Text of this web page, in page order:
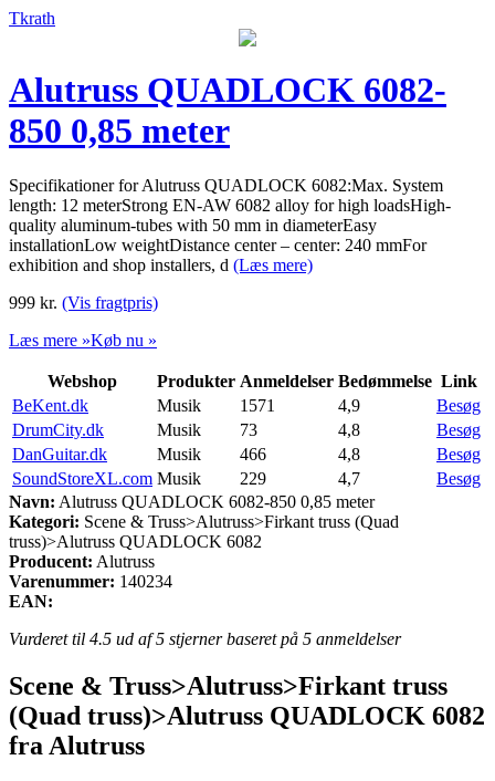
Tkrath
Alutruss QUADLOCK 6082-
850 0,85 meter
Specifikationer for Alutruss QUADLOCK 6082:Max. System
length: 12 meterStrong EN-AW 6082 alloy for high loadsHigh-
quality aluminum-tubes with 50 mm in diameterEasy
installationLow weightDistance center – center: 240 mmFor
exhibition and shop installers, d (Læs mere)
999 kr. (Vis fragtpris)
Læs mere »Køb nu »
Webshop Produkter Anmeldelser Bedømmelse Link
BeKent.dk
Musik 1571 4,9
Besøg
DrumCity.dk
Musik 73 4,8
Besøg
DanGuitar.dk
Musik 466 4,8
Besøg
SoundStoreXL.com Musik 229 4,7
Besøg
Navn: Alutruss QUADLOCK 6082-850 0,85 meter
Kategori: Scene & Truss>Alutruss>Firkant truss (Quad
truss)>Alutruss QUADLOCK 6082
Producent: Alutruss
Varenummer: 140234
EAN:
Vurderet til 4.5 ud af 5 stjerner baseret på 5 anmeldelser
Scene & Truss>Alutruss>Firkant truss
(Quad truss)>Alutruss QUADLOCK 6082
fra Alutruss